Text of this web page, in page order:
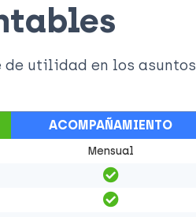
de utilidad en los asuntos
ACOMPAÑAMIENTO
Mensual